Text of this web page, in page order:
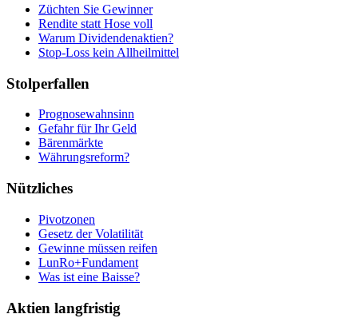
Züchten Sie Gewinner
Rendite statt Hose voll
Warum Dividendenaktien?
Stop-Loss kein Allheilmittel
Stolperfallen
Prognosewahnsinn
Gefahr für Ihr Geld
Bärenmärkte
Währungsreform?
Nützliches
Pivotzonen
Gesetz der Volatilität
Gewinne müssen reifen
LunRo+Fundament
Was ist eine Baisse?
Aktien langfristig